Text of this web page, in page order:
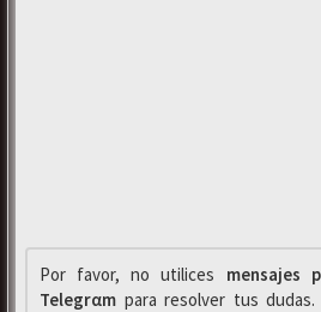
Por favor, no utilices mensajes
Telegrαm para resolver tus dudas.